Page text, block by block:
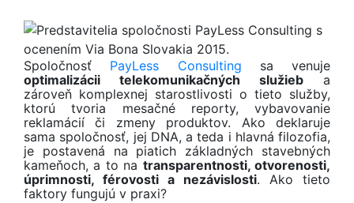
Spoločnosť PayLess Consulting sa venuje
optimalizácii telekomunikačných služieb a
zároveň komplexnej starostlivosti o tieto služby,
ktorú tvoria mesačné reporty, vybavovanie
reklamácií či zmeny produktov. Ako deklaruje
sama spoločnosť, jej DNA, a teda i hlavná filozofia,
je postavená na piatich základných stavebných
kameňoch, a to na transparentnosti, otvorenosti,
úprimnosti, férovosti a nezávislosti. Ako tieto
faktory fungujú v praxi?